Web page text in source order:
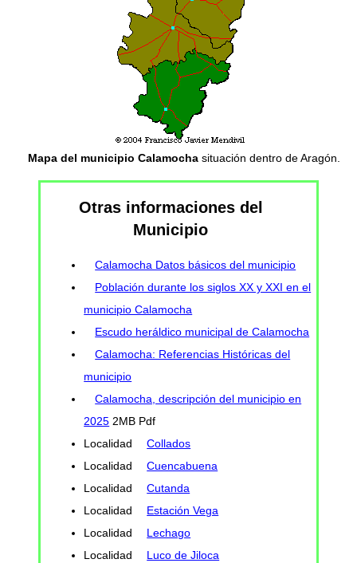
Mapa del municipio Calamocha situación dentro de Aragón.
Otras informaciones del
Municipio
Calamocha Datos básicos del municipio
Población durante los siglos XX y XXI en el
municipio Calamocha
Escudo heráldico municipal de Calamocha
Calamocha: Referencias Históricas del
municipio
Calamocha, descripción del municipio en
2025 2MB Pdf
Localidad
Collados
Localidad
Cuencabuena
Localidad
Cutanda
Localidad
Estación Vega
Localidad
Lechago
Localidad
Luco de Jiloca